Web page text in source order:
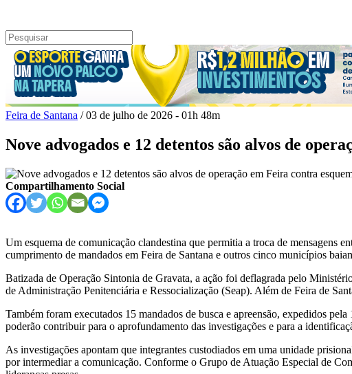
Feira de Santana / 03 de julho de 2026 - 01h 48m
Nove advogados e 12 detentos são alvos de
Compartilhamento Social
Um esquema de comunicação clandestina que permitia a troca de mensagens
cumprimento de mandados em Feira de Santana e outros cinco municípios
Batizada de Operação Sintonia de Gravata, a ação foi deflagrada pelo
de Administração Penitenciária e Ressocialização (Seap). Além de Feira de
Também foram executados 15 mandados de busca e apreensão, expedidos
poderão contribuir para o aprofundamento das investigações e para a
As investigações apontam que integrantes custodiados em uma unidade
por intermediar a comunicação. Conforme o Grupo de Atuação Especial de